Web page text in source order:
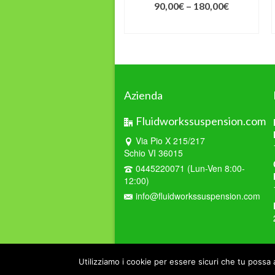
90,00€ – 180,00€
Azienda
Fluidworkssuspension.com
Via Pio X 215/217
Schio VI 36015
0445220071 (Lun-Ven 8:00-
12:00)
info@fluidworkssuspension.com
Utilizziamo i cookie per essere sicuri che tu